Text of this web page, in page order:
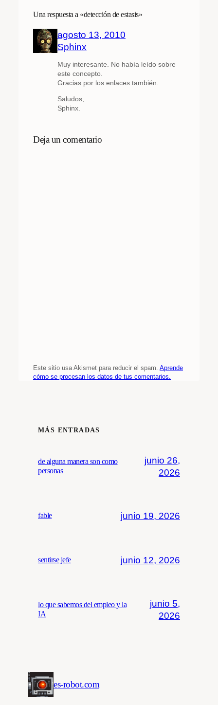
Una respuesta a «detección de estasis»
agosto 13, 2010
Sphinx
Muy interesante. No había leído sobre
este concepto.
Gracias por los enlaces también.
Saludos,
Sphinx.
Deja un comentario
Este sitio usa Akismet para reducir el spam. Aprende
cómo se procesan los datos de tus comentarios.
MÁS ENTRADAS
de alguna manera son como
personas
junio 26,
2026
fable junio 19, 2026
sentirse jefe junio 12, 2026
lo que sabemos del empleo y la
IA
junio 5,
2026
es-robot.com